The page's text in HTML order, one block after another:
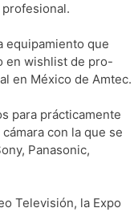
equipamiento que
en wishlist de pro-
en México de Amtec.
para prácticamente
con la que se
Panasonic,
Televisión, la Expo